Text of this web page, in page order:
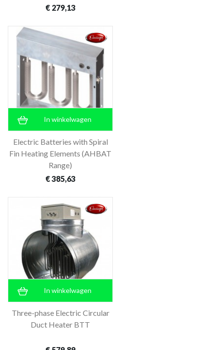
€ 279,13
In winkelwagen
Electric Batteries with Spiral
Fin Heating Elements (AHBAT
Range)
€ 385,63
In winkelwagen
Three-phase Electric Circular
Duct Heater BTT